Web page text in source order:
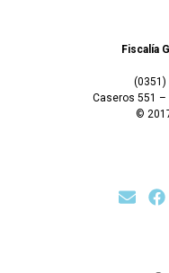
Fiscalía
(0351)
Caseros 551 –
©